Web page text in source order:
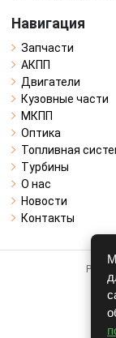
Навигация
Запчасти
АКПП
Двигатели
Кузовные части
МКПП
Оптика
Топливная
Турбины
О нас
Новости
Контакты